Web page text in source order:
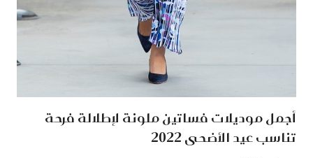
أجمل موديلات فساتين ملونة لإطلالة فرحة
تناسب عيد الأضحى 2022